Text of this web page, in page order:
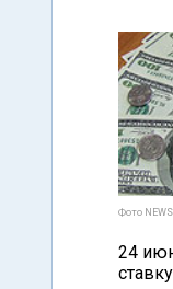
Фото
24